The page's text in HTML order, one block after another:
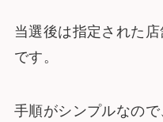
当選後は指定された
です。
手順がシンプルなの